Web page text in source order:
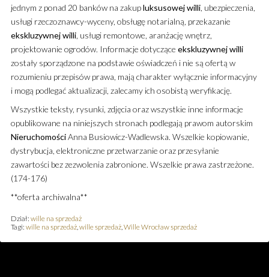
jednym z ponad 20 banków na zakupluksusowejwilli, ubezpieczenia,
usługi rzeczoznawcy-wyceny, obsługę notarialną, przekazanie
ekskluzywnejwilli, usługi remontowe, aranżację wnętrz,
projektowanie ogrodów. Informacje dotyczące ekskluzywnejwilli
zostały sporządzone na podstawie oświadczeń i nie są ofertą w
rozumieniu przepisów prawa, mają charakter wyłącznie informacyjny
i mogą podlegać aktualizacji, zalecamy ich osobistą weryfikację.
Wszystkie teksty, rysunki, zdjęcia oraz wszystkie inne informacje
opublikowane na niniejszych stronach podlegają prawom autorskim
NieruchomościAnna Busiowicz-Wadlewska. Wszelkie kopiowanie,
dystrybucja, elektroniczne przetwarzanie oraz przesyłanie
zawartości bez zezwolenia zabronione. Wszelkie prawa zastrzeżone.
(174-176)
**oferta archiwalna**
Dział: wille na sprzedaż
Tagi: wille na sprzedaż,wille sprzedaż,Wille Wrocław sprzedaż